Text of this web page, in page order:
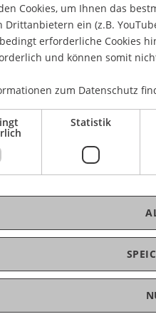
Telefonie
VoIP im Unternehmen
insbesondere
Trends
zu VoIP
Cookies, um Ihnen das
Drittanbietern ein (z.B.
erforderliche Cookies
und können somit
zum Datenschutz
Statistik